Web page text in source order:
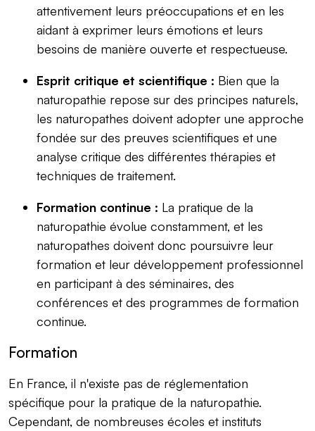
attentivement leurs préoccupations et en les
aidant à exprimer leurs émotions et leurs
besoins de manière ouverte et respectueuse.
Esprit critique et scientifique : Bien que la
naturopathie repose sur des principes naturels,
les naturopathes doivent adopter une approche
fondée sur des preuves scientifiques et une
analyse critique des différentes thérapies et
techniques de traitement.
Formation continue : La pratique de la
naturopathie évolue constamment, et les
naturopathes doivent donc poursuivre leur
formation et leur développement professionnel
en participant à des séminaires, des
conférences et des programmes de formation
continue.
Formation
En France, il n'existe pas de réglementation
spécifique pour la pratique de la naturopathie.
Cependant, de nombreuses écoles et instituts